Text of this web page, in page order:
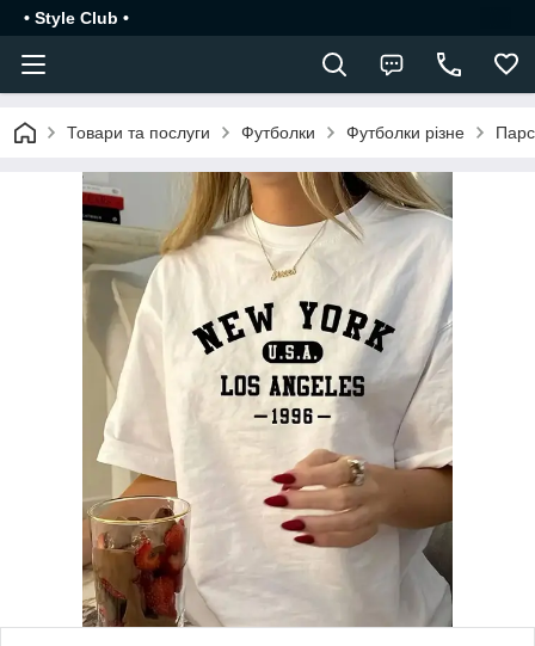
• Style Club •
Товари та послуги Футболки Футболки різне